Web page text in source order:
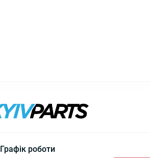
Графік роботи